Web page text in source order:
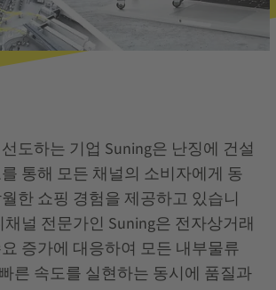
도하는 기업 Suning은 난징에 건설
통해 모든 채널의 소비자에게 동
한 쇼핑 경험을 제공하고 있습니
널 전문가인 Suning은 전자상거래
증가에 대응하여 모든 내부물류
른 속도를 실현하는 동시에 품질과